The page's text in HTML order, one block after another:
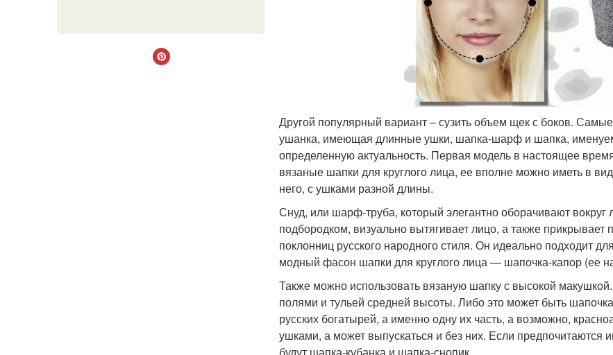
Другой популярный вариант – сузить объем щек с боков.
ушанка, имеющая длинные ушки, шапка-шарф и шапка,
определенную актуальность. Первая модель в настоящее
вязаные шапки для круглого лица, ее вполне можно иметь в
него, с ушками разной длины.
Снуд, или шарф-труба, который элегантно оборачивают
подбородком, визуально вытягивает лицо, а также
поклонниц русского народного стиля. Он идеально подходит
модный фасон шапки для круглого лица — шапочка-капор (ее
Также можно использовать вязаную шапку с высокой
полями и тульей средней высоты. Либо это может быть
русских богатырей, а именно одну их часть, а возможно,
ушками, а может выпускаться и без них. Если